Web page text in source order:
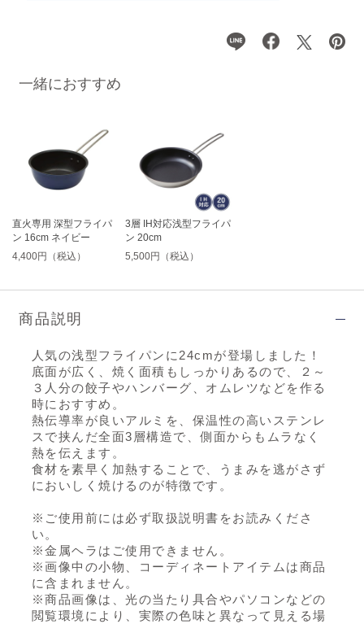
一緒におすすめ
直火専用 深型フライパ
ン 16cm ネイビー
4,400円（税込）
3層 IH対応浅型フライパ
ン 20cm
5,500円（税込）
商品説明
人気の浅型フライパンに24cmが登場しました！
底面が広く、焼く面積もしっかりあるので、２～
３人分の餃子やハンバーグ、オムレツなどを作る
時におすすめ。
熱伝導率が良いアルミを、保温性の高いステンレ
スで挟んだ全面3層構造で、側面からもムラなく
熱を伝えます。
食材を素早く加熱することで、うまみを逃がさず
においしく焼けるのが特徴です。
※ご使用前には必ず取扱説明書をお読みくださ
い。
※金属ヘラはご使用できません。
※画像中の小物、コーディネートアイテムは商品
に含まれません。
※商品画像は、光の当たり具合やパソコンなどの
閲覧環境により、実際の色味と異なって見える場